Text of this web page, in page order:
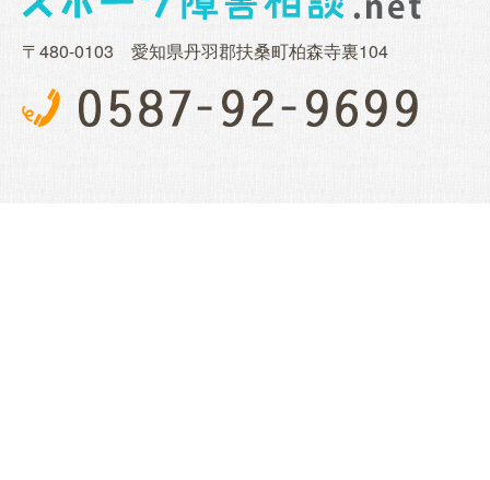
〒480-0103 愛知県丹羽郡扶桑町柏森寺裏104